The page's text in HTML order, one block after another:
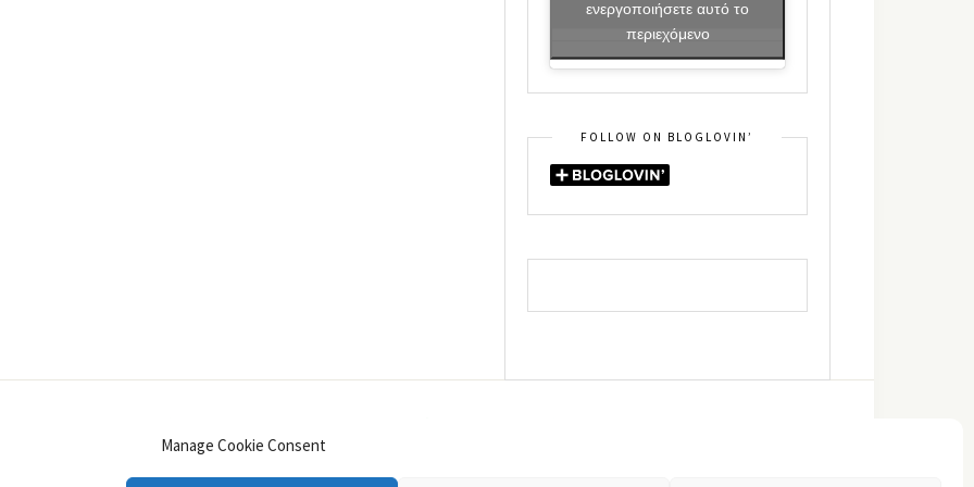
Manage Cookie Consent
ενεργοποιήσετε αυτό το
περιεχόμενο
FOLLOW ON BLOGLOVIN’